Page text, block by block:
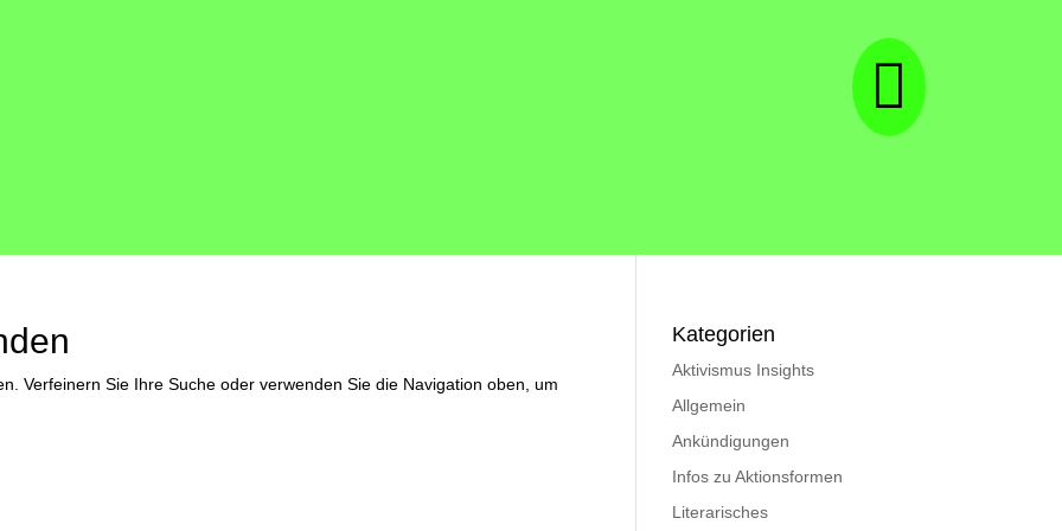

Verfeinern Sie Ihre Suche oder verwenden Sie die Navigation oben, um
Kategorien
Aktivismus Insights
Allgemein
Ankündigungen
Infos zu Aktionsformen
Literarisches